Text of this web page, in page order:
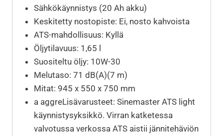
Sähkökäynnistys (20 Ah akku)
Keskitetty nostopiste: Ei, nosto kahvoista
ATS-mahdollisuus: Kyllä
Öljytilavuus: 1,65 l
Suositeltu öljy: 10W-30
Melutaso: 71 dB(A)(7 m)
Mitat: 945 x 550 x 750 mm
a aggreLisävarusteet: Sinemaster ATS light
käynnistysyksikkö. Virran katketessa
valvotussa verkossa ATS aistii jännitehäviön